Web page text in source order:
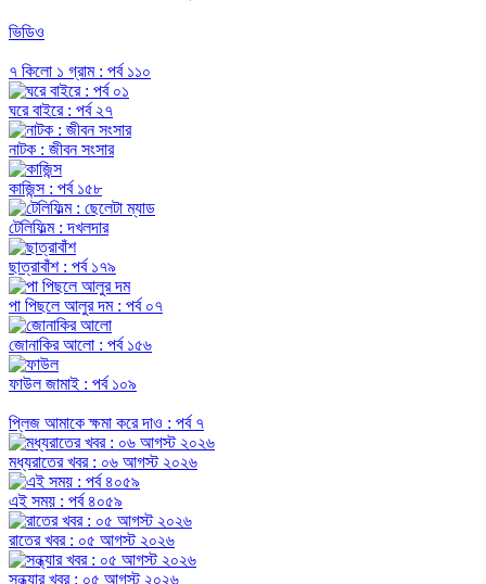
ভিডিও
৭ কিলো ১ গ্রাম : পর্ব ১১০
ঘরে বাইরে : পর্ব ২৭
নাটক : জীবন সংসার
কাজিন্স : পর্ব ১৫৮
টেলিফিল্ম : দখলদার
ছাত্রাবাঁশ : পর্ব ১৭৯
পা পিছলে আলুর দম : পর্ব ০৭
জোনাকির আলো : পর্ব ১৫৬
ফাউল জামাই : পর্ব ১০৯
প্লিজ আমাকে ক্ষমা করে দাও : পর্ব ৭
মধ্যরাতের খবর : ০৬ আগস্ট ২০২৬
এই সময় : পর্ব ৪০৫৯
রাতের খবর : ০৫ আগস্ট ২০২৬
সন্ধ্যার খবর : ০৫ আগস্ট ২০২৬